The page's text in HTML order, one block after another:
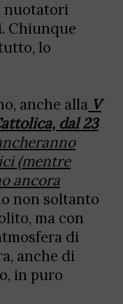
nuotatori
Chiunque
lo
anche alla V
dal 23
(mentre
ancora
non soltanto
ma con
di
anche di
in puro